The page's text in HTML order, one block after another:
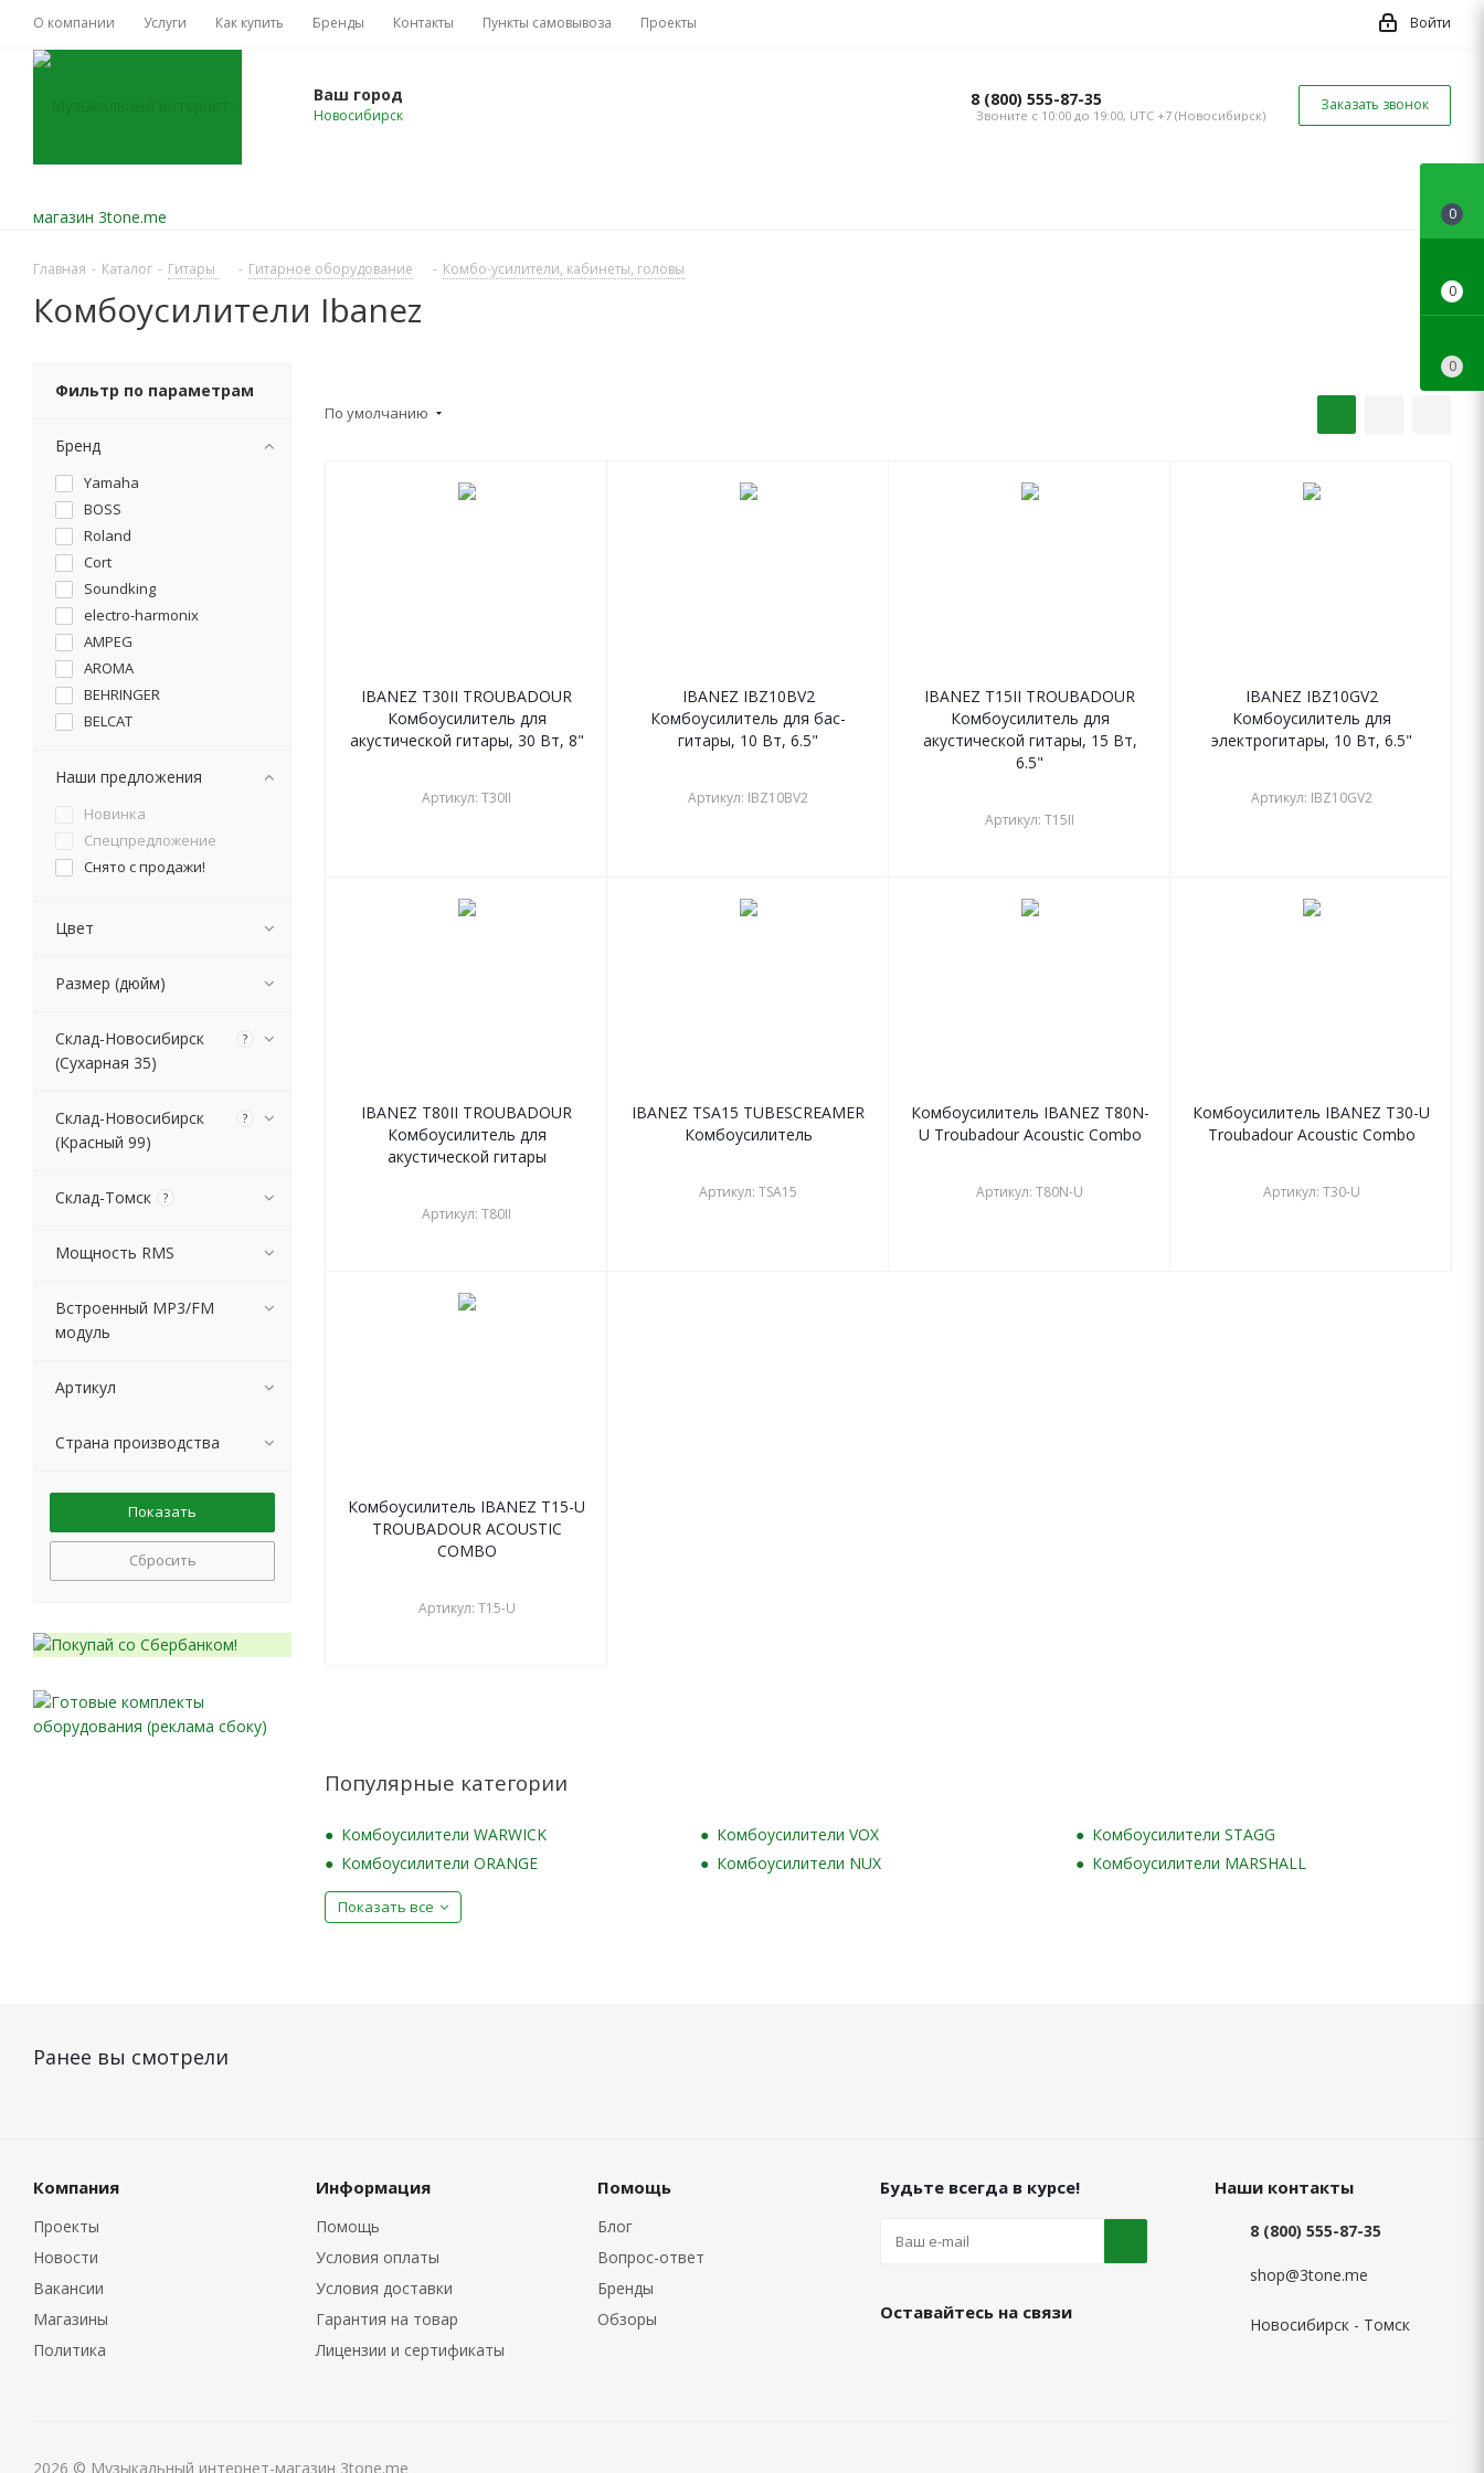
О компании Услуги Как купить Бренды Контакты Пункты самовывоза Проекты Войти
Ваш город
Новосибирск
8 (800) 555-87-35
Звоните с 10:00 до 19:00, UTC +7 (Новосибирск)
Заказать звонок
Главная - Каталог - Гитары - Гитарное оборудование - Комбо-усилители, кабинеты, головы
Комбоусилители Ibanez
По умолчанию
IBANEZ T30II TROUBADOUR
Комбоусилитель для
акустической гитары, 30 Вт, 8"
Артикул: T30II
IBANEZ IBZ10BV2
Комбоусилитель для бас-
гитары, 10 Вт, 6.5"
Артикул: IBZ10BV2
IBANEZ T15II TROUBADOUR
Комбоусилитель для
акустической гитары, 15 Вт,
6.5"
Артикул: T15II
IBANEZ IBZ10GV2
Комбоусилитель для
электрогитары, 10 Вт, 6.5"
Артикул: IBZ10GV2
IBANEZ T80II TROUBADOUR
Комбоусилитель для
акустической гитары
Артикул: T80II
IBANEZ TSA15 TUBESCREAMER
Комбоусилитель
Артикул: TSA15
Комбоусилитель IBANEZ T80N-
U Troubadour Acoustic Combo
Артикул: T80N-U
Комбоусилитель IBANEZ T30-U
Troubadour Acoustic Combo
Артикул: T30-U
Комбоусилитель IBANEZ T15-U
TROUBADOUR ACOUSTIC
COMBO
Артикул: T15-U
Популярные категории
Комбоусилители WARWICK Комбоусилители VOX
Комбоусилители STAGG
Комбоусилители ORANGE
Комбоусилители NUX Комбоусилители MARSHALL
Показать все
Фильтр по параметрам
Бренд
Yamaha
BOSS
Roland
Cort
Soundking
electro-harmonix
AMPEG
AROMA
BEHRINGER
BELCAT
Bosstone
Fabio
Flatsons
Fluid Audio
Foix
HARTKE
Ibanez
JOYO
KUSTOM
LEEM
Markbass
MARSHALL
NUX
ORANGE
ORTEGA
PEAVEY
ROCKTRON
VOX
Наши предложения
Новинка
Спецпредложение
Снято с продажи!
Цвет
Размер (дюйм)
Склад-Новосибирск
(Сухарная 35)
?
Склад-Новосибирск
(Красный 99)
?
Склад-Томск ?
Мощность RMS
Встроенный MP3/FM
модуль
Артикул
Страна производства
Сбросить
Ранее вы смотрели
Компания
Проекты
Новости
Вакансии
Магазины
Политика
Информация
Помощь
Условия оплаты
Условия доставки
Гарантия на товар
Лицензии и сертификаты
Помощь
Блог
Вопрос-ответ
Бренды
Обзоры
Будьте всегда в курсе!
Оставайтесь на связи
Наши контакты
8 (800) 555-87-35
shop@3tone.me
Новосибирск - Томск
2026 © Музыкальный интернет-магазин 3tone.me
0
0
0